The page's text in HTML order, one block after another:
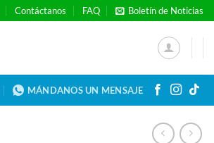
Contáctanos FAQ Boletín de Noticias
MÁNDANOS UN MENSAJE